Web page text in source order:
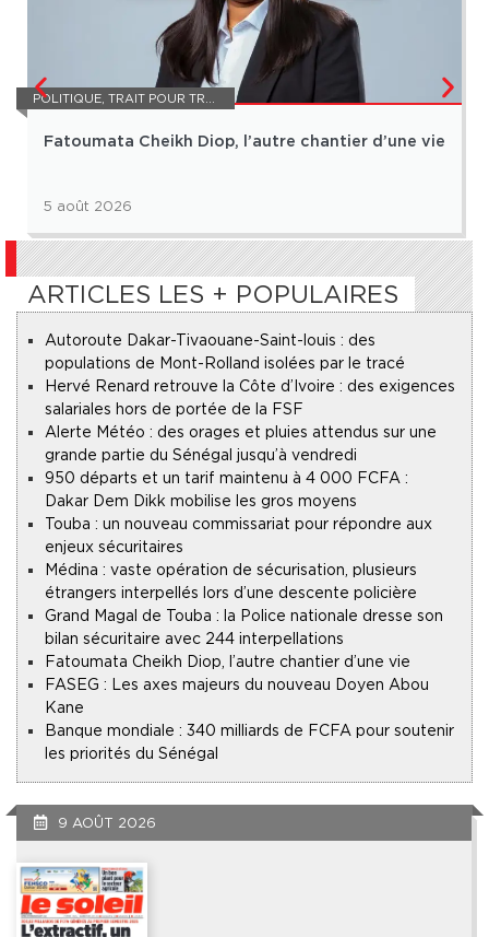
POLITIQUE TRAIT POUR TRAIT
Fatoumata Cheikh Diop, l’autre chantier d’une vie
5 août 2026
ARTICLES LES + POPULAIRES
Autoroute Dakar-Tivaouane-Saint-louis : des
populations de Mont-Rolland isolées par le tracé
Hervé Renard retrouve la Côte d’Ivoire : des exigences
salariales hors de portée de la FSF
Alerte Météo : des orages et pluies attendus sur une
grande partie du Sénégal jusqu’à vendredi
950 départs et un tarif maintenu à 4 000 FCFA :
Dakar Dem Dikk mobilise les gros moyens
Touba : un nouveau commissariat pour répondre aux
enjeux sécuritaires
Médina : vaste opération de sécurisation, plusieurs
étrangers interpellés lors d’une descente policière
Grand Magal de Touba : la Police nationale dresse son
bilan sécuritaire avec 244 interpellations
Fatoumata Cheikh Diop, l’autre chantier d’une vie
FASEG : Les axes majeurs du nouveau Doyen Abou
Kane
Banque mondiale : 340 milliards de FCFA pour soutenir
les priorités du Sénégal
9 AOÛT 2026